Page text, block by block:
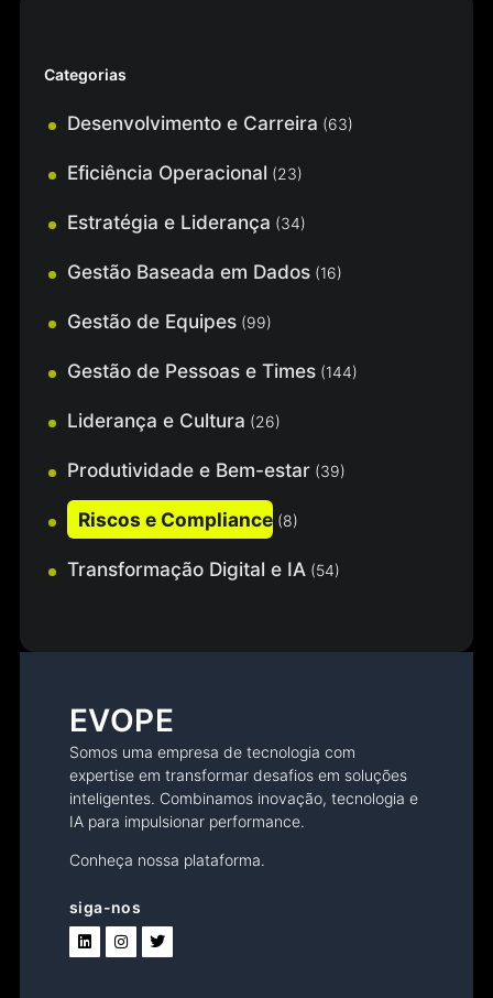
Categorias
Desenvolvimento e Carreira (63)
Eficiência Operacional (23)
Estratégia e Liderança (34)
Gestão Baseada em Dados (16)
Gestão de Equipes (99)
Gestão de Pessoas e Times (144)
Liderança e Cultura (26)
Produtividade e Bem-estar (39)
Riscos e Compliance (8)
Transformação Digital e IA (54)
EVOPE
Somos uma empresa de tecnologia com
expertise em transformar desafios em soluções
inteligentes. Combinamos inovação, tecnologia e
IA para impulsionar performance.
Conheça nossa plataforma.
siga-nos